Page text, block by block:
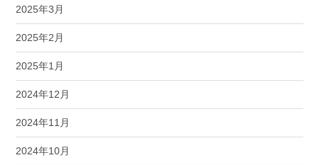
2025年3月
2025年2月
2025年1月
2024年12月
2024年11月
2024年10月